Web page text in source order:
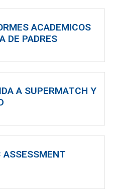
ACADEMICOS
DE PADRES
A SUPERMATCH Y